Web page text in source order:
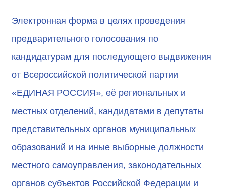
Электронная форма в целях проведения
предварительного голосования по
кандидатурам для последующего выдвижения
от Всероссийской политической партии
«ЕДИНАЯ РОССИЯ», её региональных и
местных отделений, кандидатами в депутаты
представительных органов муниципальных
образований и на иные выборные должности
местного самоуправления, законодательных
органов субъектов Российской Федерации и